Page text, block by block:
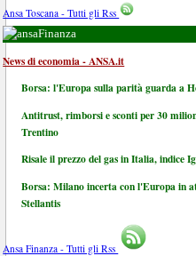
Ansa Toscana - Tutti gli Rss
Finanza
News di economia - ANSA.it
Borsa: l'Europa sulla parità guarda a
Antitrust, rimborsi e sconti per 30
Trentino
Risale il prezzo del gas in Italia, indice
Borsa: Milano incerta con l'Europa in
Stellantis
Ansa Finanza - Tutti gli Rss